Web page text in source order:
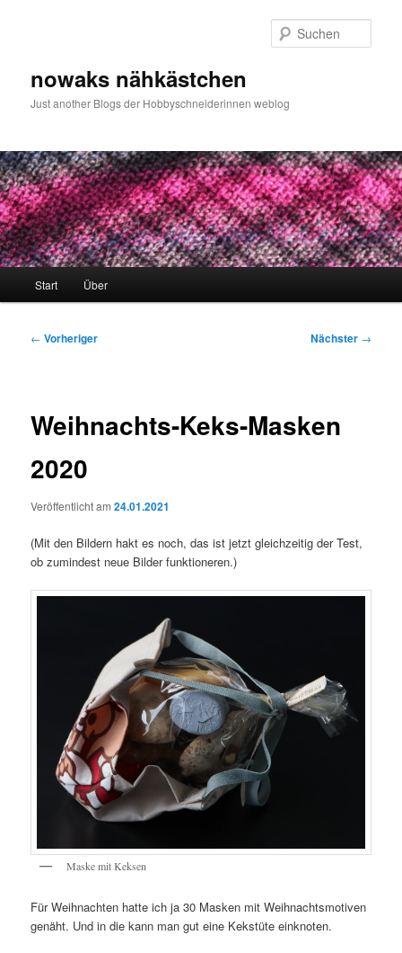
nowaks nähkästchen
Just another Blogs der Hobbyschneiderinnen weblog
Start Über
Beitragsnavigation
← Vorheriger Nächster →
Weihnachts-Keks-Masken
2020
Veröffentlicht am24.01.2021
(Mit den Bildern hakt es noch, das ist jetzt gleichzeitig der Test,
ob zumindest neue Bilder funktioneren.)
Maske mit Keksen
Für Weihnachten hatte ich ja 30 Masken mit Weihnachtsmotiven
genäht. Und in die kann man gut eine Kekstüte einknoten.